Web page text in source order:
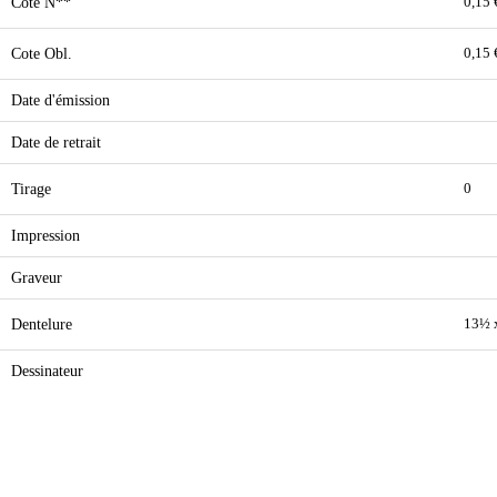
Cote Obl. 0,15
Date d'émission
Date de retrait
Tirage 0
Impression
Graveur
Dentelure 13½
Dessinateur